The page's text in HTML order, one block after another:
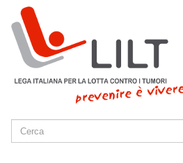
contenuto
principale
SEARCH